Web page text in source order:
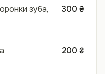
зуба,
300 ₴
200 ₴